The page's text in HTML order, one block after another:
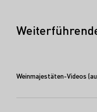
Weinmajestäten-Videos